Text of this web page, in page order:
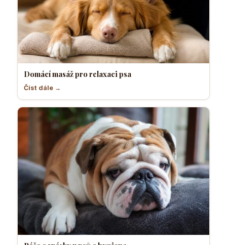
Domácí masáž pro relaxaci psa
Číst dále →